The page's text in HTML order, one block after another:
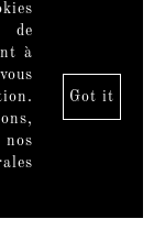
de
à
Got it